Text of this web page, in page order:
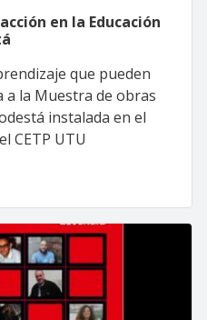
en la Educación
que pueden
a la Muestra de obras
instalada en el
CETP UTU